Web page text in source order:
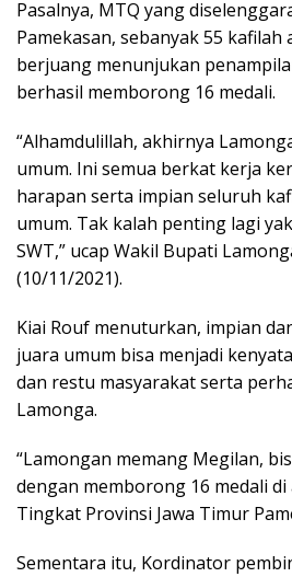
Pasalnya, MTQ yang
Pamekasan, sebanyak 55 kafilah
berjuang menunjukan
berhasil memborong 16 medali.
“Alhamdulillah, akhirnya
umum. Ini semua berkat kerja
harapan serta impian seluruh
umum. Tak kalah penting lagi
SWT,” ucap Wakil Bupati
(10/11/2021).
Kiai Rouf menuturkan, impian
juara umum bisa menjadi
dan restu masyarakat serta
Lamonga.
“Lamongan memang Megilan,
dengan memborong 16 medali di
Tingkat Provinsi Jawa Timur
Sementara itu, Kordinator